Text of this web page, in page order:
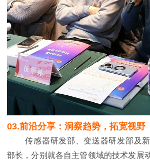
03.前沿分享：洞察趋势，拓宽视野
传感器研发部、变送器研发部及
部长，分别就各自主管领域的技术发展